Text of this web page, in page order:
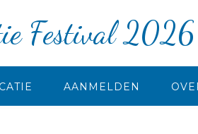
Festival 2026
AANMELDEN